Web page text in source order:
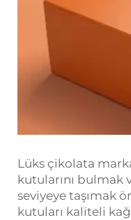
Lüks çikolata
kutularını bulmak
seviyeye taşımak
kutuları kaliteli